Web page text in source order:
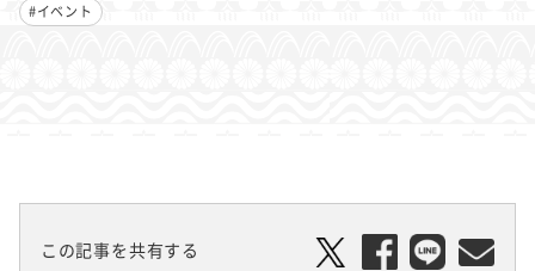
#イベント
この記事を共有する